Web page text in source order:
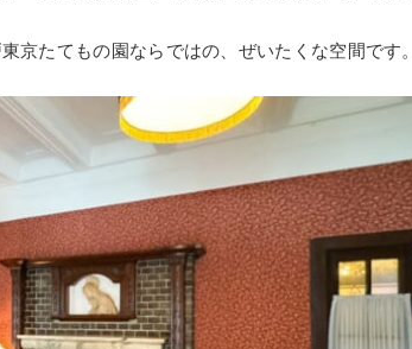
京たてもの園ならではの、ぜいたくな空間です。